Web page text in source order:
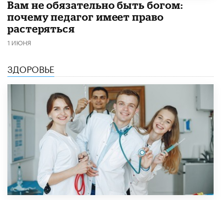
​Вам не обязательно быть богом:
почему педагог имеет право
растеряться
1 ИЮНЯ
ЗДОРОВЬЕ